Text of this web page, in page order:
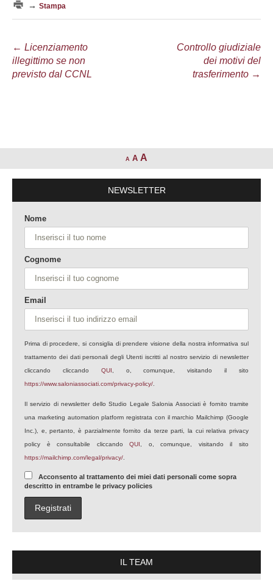
→ Stampa
Navigazione
articolo
← Licenziamento
illegittimo se non
previsto dal CCNL
Controllo giudiziale
dei motivi del
trasferimento →
A A A
NEWSLETTER
Nome
Cognome
Email
Prima di procedere, si consiglia di prendere visione della nostra informativa sul
trattamento dei dati personali degli Utenti iscritti al nostro servizio di newsletter
cliccando cliccando QUI , o, comunque, visitando il sito
https://www.saloniassociati.com/privacy-policy/
Il servizio di newsletter dello Studio Legale Salonia Associati è fornito tramite
una marketing automation platform registrata con il marchio Mailchimp (Google
Inc.), e, pertanto, è parzialmente fornito da terze parti, la cui relativa privacy
policy è consultabile cliccandoQUI
, o, comunque, visitando il sito
https://mailchimp.com/legal/privacy/
Acconsento al trattamento dei miei dati personali come sopra
descritto in entrambe le privacy policies
IL TEAM